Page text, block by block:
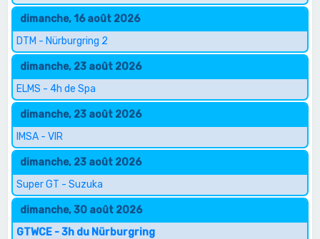
dimanche, 16 août 2026
DTM - Nürburgring 2
dimanche, 23 août 2026
ELMS - 4h de Spa
dimanche, 23 août 2026
IMSA - VIR
dimanche, 23 août 2026
Super GT - Suzuka
dimanche, 30 août 2026
GTWCE - 3h du Nürburgring